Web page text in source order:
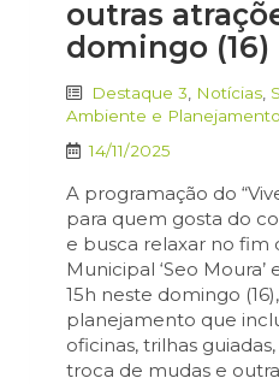
outras
domingo (16)
Destaque 3 Notícias
Ambiente e
14/11/2025
A programação do
para quem gosta do
e busca relaxar no fim
Municipal ‘Seo
15h neste domingo
planejamento que
oficinas, trilhas
troca de mudas e